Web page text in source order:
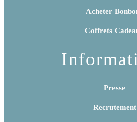
Acheter
Coffrets
Presse
Recrutement